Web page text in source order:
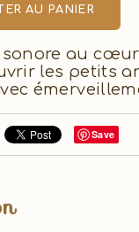
AU PANIER
sonore au
les petits
Save